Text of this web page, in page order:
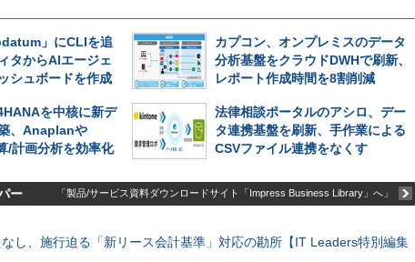
」にCLIを追
タからAIエージェ
シュボードを作成
カプコン、オンプレミスのデータ
分析基盤をクラウドDWHで刷新、
レポート作成時間を8割削減
を中核に新デ
、Anaplanや
/計画分析を効率化
法律相談ポータルのアシロ、デー
タ連携基盤を刷新、手作業による
CSVファイル連携をなくす
ー 「製品/サービス資料ダウンロードサイト「Impress Business Library」へ」
し、施行迫る「新リース会計基準」対応の勘所【IT Leaders特別編集